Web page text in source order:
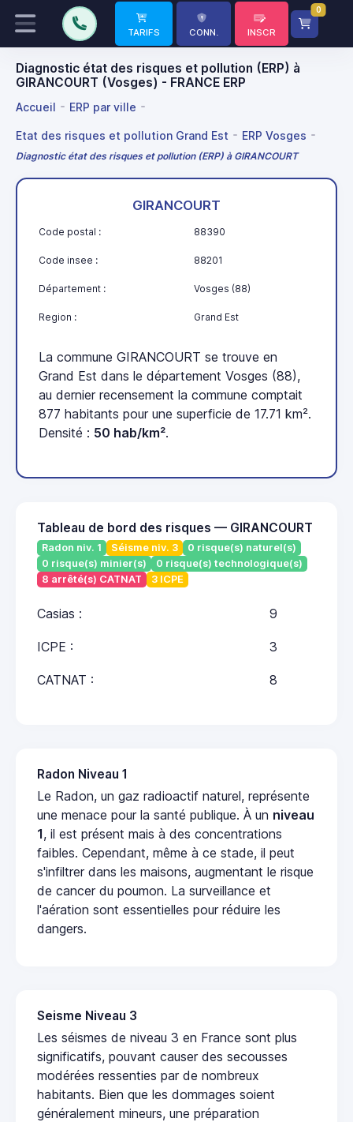
TARIFS CONN. INSCR
0
Diagnostic état des risques et pollution (ERP) à
GIRANCOURT (Vosges) - FRANCE ERP
Accueil ERP par ville
Etat des risques et pollution Grand Est ERP Vosges
Diagnostic état des risques et pollution (ERP) à GIRANCOURT
GIRANCOURT
Code postal : 88390
Code insee : 88201
Département : Vosges (88)
Region : Grand Est
La commune GIRANCOURT se trouve en
Grand Est dans le département Vosges (88),
au dernier recensement la commune comptait
877 habitants pour une superficie de 17.71 km².
Densité : 50 hab/km².
Tableau de bord des risques — GIRANCOURT
Radon niv. 1 Séisme niv. 3
0 risque(s) naturel(s)
0 risque(s) minier(s)
0 risque(s) technologique(s)
8 arrêté(s) CATNAT
3 ICPE
Casias : 9
ICPE : 3
CATNAT : 8
Radon Niveau 1
Le Radon, un gaz radioactif naturel, représente
une menace pour la santé publique. À un niveau
1, il est présent mais à des concentrations
faibles. Cependant, même à ce stade, il peut
s'infiltrer dans les maisons, augmentant le risque
de cancer du poumon. La surveillance et
l'aération sont essentielles pour réduire les
dangers.
Seisme Niveau 3
Les séismes de niveau 3 en France sont plus
significatifs, pouvant causer des secousses
modérées ressenties par de nombreux
habitants. Bien que les dommages soient
généralement mineurs, une préparation